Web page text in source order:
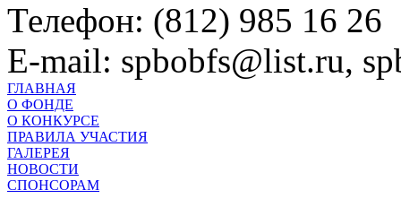
Телефон: (812) 985 16 26
E-mail: spbobfs@list.ru,
ГЛАВНАЯ
О ФОНДЕ
О КОНКУРСЕ
ПРАВИЛА УЧАСТИЯ
ГАЛЕРЕЯ
НОВОСТИ
СПОНСОРАМ